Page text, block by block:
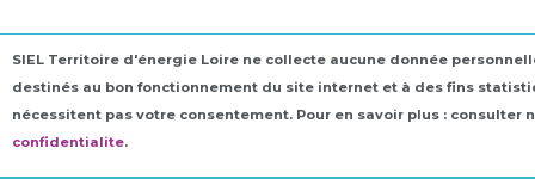
SIEL Territoire d'énergie Loire ne collecte aucune donnée
destinés au bon fonctionnement du site internet et à des fins
nécessitent pas votre consentement. Pour en savoir plus : consulter
confidentialite.